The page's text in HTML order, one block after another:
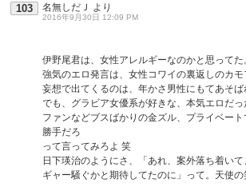
103 名無しだＪ より
2016年9月30日 12:09 PM
伊野尾君は、女性アレルギーなのかと思ってた
強気のエロ発言は、女性コワイの裏返しのカモ
妄想で出てくるのは、年かさ男性にもてあそ
でも、グラビア女優系が好きな、本気エロだっ
ファンなどブスばかりの金ズル、プライベー
勝手だろ
って言ってみろよ 笑
日下瑛治のようにさ、「あれ、案外落ち着い
ギャー騒ぐかと期待してたのに」って。天使の